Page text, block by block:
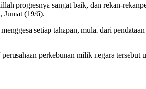
progresnya sangat baik, dan rekan-rekan
, Jumat (19/6).
menggesa setiap tahapan, mulai dari pendataan
perusahaan perkebunan milik negara tersebut